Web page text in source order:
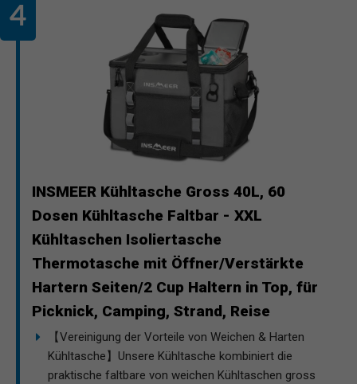
INSMEER Kühltasche Gross 40L, 60
Dosen Kühltasche Faltbar - XXL
Kühltaschen Isoliertasche
Thermotasche mit Öffner/Verstärkte
Hartern Seiten/2 Cup Haltern in Top, für
Picknick, Camping, Strand, Reise
【Vereinigung der Vorteile von Weichen & Harten
Kühltasche】Unsere Kühltasche kombiniert die
praktische faltbare von weichen Kühltaschen gross